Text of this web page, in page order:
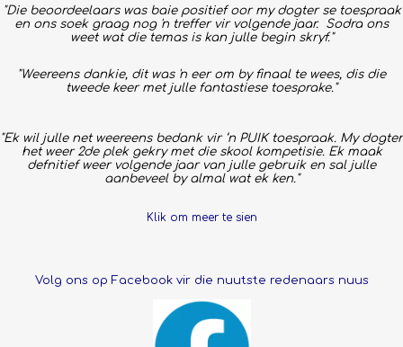
"Die beoordeelaars was baie positief oor my dogter se toespraak
en ons soek graag nog 'n treffer vir volgende jaar. Sodra ons
weet wat die temas is kan julle begin skryf."
"Weereens dankie, dit was 'n eer om by finaal te wees, dis die
tweede keer met julle fantastiese toesprake."
"Ek wil julle net weereens bedank vir ‘n PUIK toespraak. My dogter
het weer 2de plek gekry met die skool kompetisie. Ek maak
defnitief weer volgende jaar van julle gebruik en sal julle
aanbeveel by almal wat ek ken."
Klik om meer te sien
Volg ons op Facebook vir die nuutste redenaars nuus